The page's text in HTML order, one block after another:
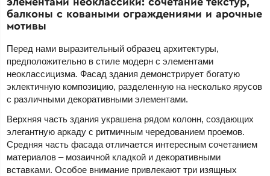
балконы с коваными ограждениями и арочные
мотивы
Перед нами выразительный образец архитектуры,
предположительно в стиле модерн с элементами
неоклассицизма. Фасад здания демонстрирует богатую
эклектичную композицию, разделенную на несколько ярусов
с различными декоративными элементами.
Верхняя часть здания украшена рядом колонн, создающих
элегантную аркаду с ритмичным чередованием проемов.
Средняя часть фасада отличается интересным сочетанием
материалов – мозаичной кладкой и декоративными
вставками. Особое внимание привлекают три изящных